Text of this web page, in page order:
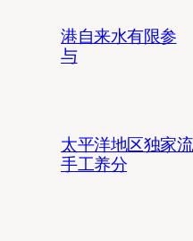
港自来水有限参
与
太平洋地区独家
手工养分